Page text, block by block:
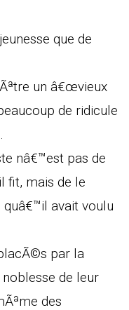
que de
un â€œvieux
de ridicule
nâ€™est pas de
fit, mais de le
avait voulu
par la
de leur
des